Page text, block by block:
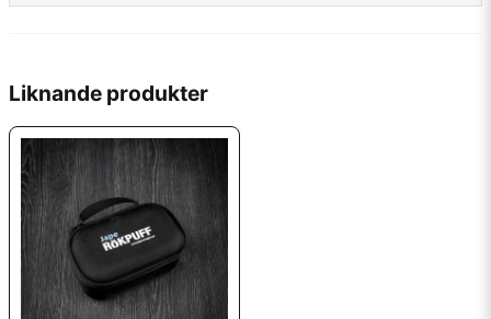
nameNamn
email
Mejladress
Liknande produkter